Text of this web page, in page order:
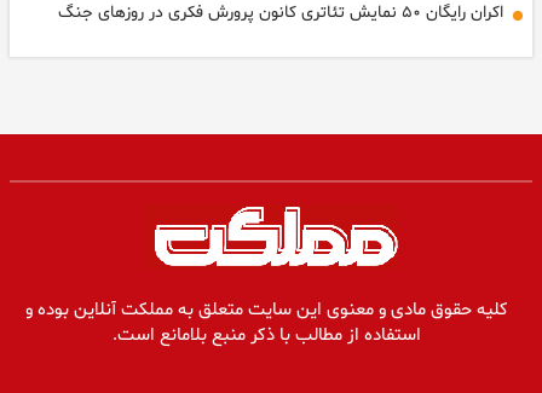
اکران رایگان ۵۰ نمایش تئاتری کانون پرورش فکری در روزهای جنگ
کلیه حقوق مادی و معنوی این سایت متعلق به مملکت آنلاین بوده و
استفاده از مطالب با ذکر منبع بلامانع است.